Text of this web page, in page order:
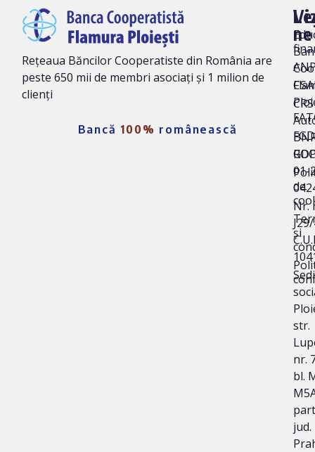
Rețeaua Băncilor Cooperatiste din România are
peste 650 mii de membri asociați și 1 milion de
clienți
Bancă 100% românească
ne
01-
Nr.
str.
nr.
bl.
jud.
de
și